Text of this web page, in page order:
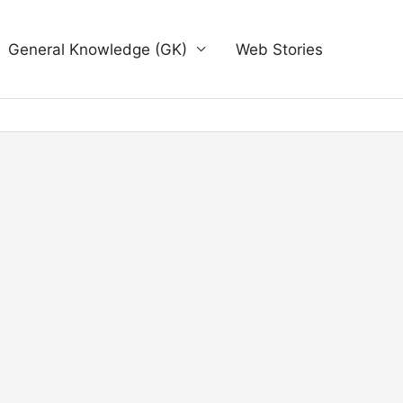
General Knowledge (GK) Web Stories